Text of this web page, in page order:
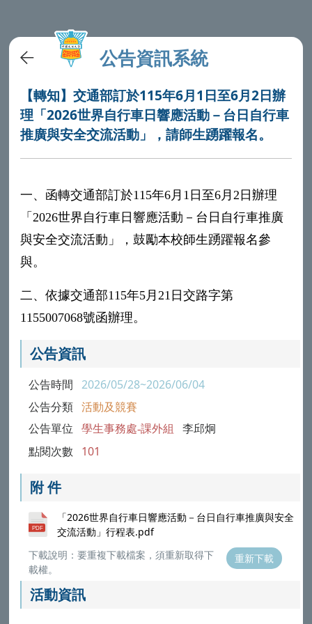
公告資訊系統
【轉知】交通部訂於115年6月1日至6月2日辦
理「2026世界自行車日響應活動－台日自行車
推廣與安全交流活動」，請師生踴躍報名。
一、函轉交通部訂於115年6月1日至6月2日辦理
「2026世界自行車日響應活動－台日自行車推廣
與安全交流活動」，鼓勵本校師生踴躍報名參
與。
二、依據交通部115年5月21日交路字第
1155007068號函辦理。
公告資訊
公告時間 2026/05/28~2026/06/04
公告分類 活動及競賽
公告單位 學生事務處-課外組 李邱炯
點閱次數 101
附 件
「2026世界自行車日響應活動－台日自行車推廣與安全
交流活動」行程表.pdf
下載說明：要重複下載檔案，須重新取得下
載權。
重新下載
活動資訊